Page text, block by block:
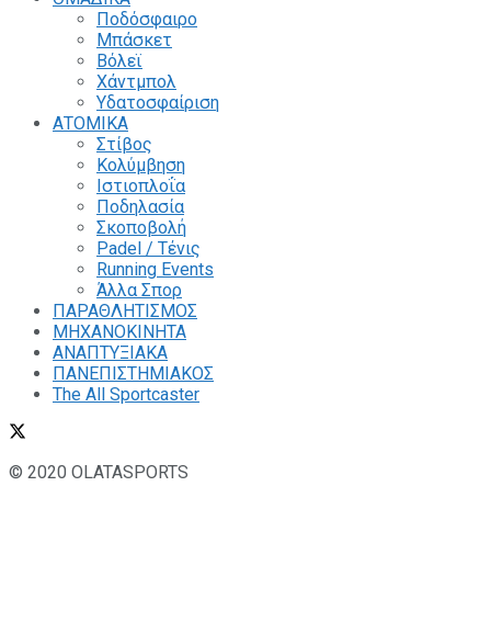
Ποδόσφαιρο
Μπάσκετ
Βόλεϊ
Χάντμπολ
Υδατοσφαίριση
ΑΤΟΜΙΚΑ
Στίβος
Κολύμβηση
Ιστιοπλοΐα
Ποδηλασία
Σκοποβολή
Padel / Τένις
Running Events
Άλλα Σπορ
ΠΑΡΑΘΛΗΤΙΣΜΟΣ
ΜΗΧΑΝΟΚΙΝΗΤΑ
ΑΝΑΠΤΥΞΙΑΚΑ
ΠΑΝΕΠΙΣΤΗΜΙΑΚΟΣ
The All Sportcaster
© 2020 OLATASPORTS